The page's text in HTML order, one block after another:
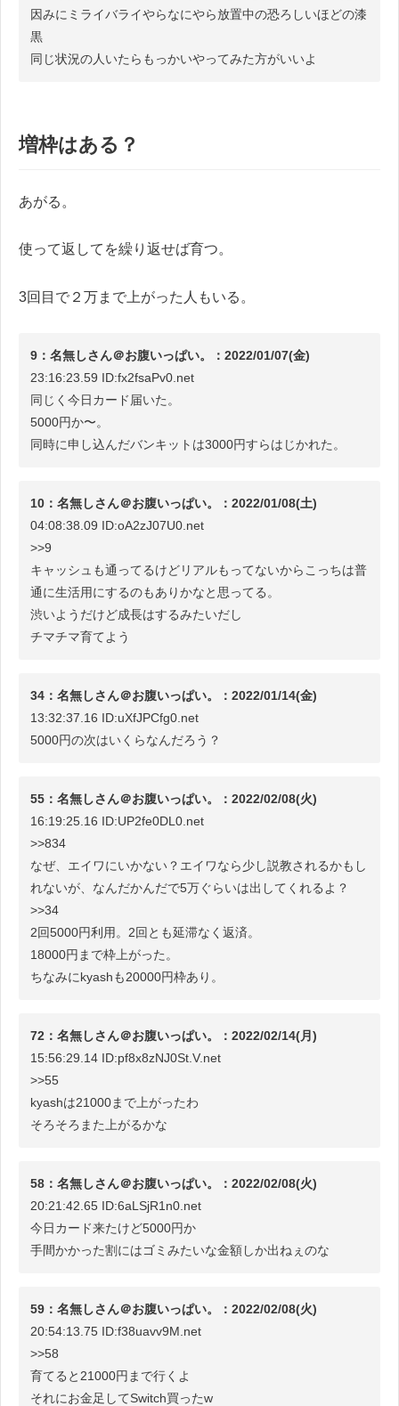
因みにミライバライやらなにやら放置中の恐ろしいほどの漆
黒
同じ状況の人いたらもっかいやってみた方がいいよ
増枠はある？
あがる。
使って返してを繰り返せば育つ。
3回目で２万まで上がった人もいる。
9：名無しさん＠お腹いっぱい。：2022/01/07(金)
23:16:23.59 ID:fx2fsaPv0.net
同じく今日カード届いた。
5000円か〜。
同時に申し込んだバンキットは3000円すらはじかれた。
10：名無しさん＠お腹いっぱい。：2022/01/08(土)
04:08:38.09 ID:oA2zJ07U0.net
>>9
キャッシュも通ってるけどリアルもってないからこっちは普
通に生活用にするのもありかなと思ってる。
渋いようだけど成長はするみたいだし
チマチマ育てよう
34：名無しさん＠お腹いっぱい。：2022/01/14(金)
13:32:37.16 ID:uXfJPCfg0.net
5000円の次はいくらなんだろう？
55：名無しさん＠お腹いっぱい。：2022/02/08(火)
16:19:25.16 ID:UP2fe0DL0.net
>>834
なぜ、エイワにいかない？エイワなら少し説教されるかもし
れないが、なんだかんだで5万ぐらいは出してくれるよ？
>>34
2回5000円利用。2回とも延滞なく返済。
18000円まで枠上がった。
ちなみにkyashも20000円枠あり。
72：名無しさん＠お腹いっぱい。：2022/02/14(月)
15:56:29.14 ID:pf8x8zNJ0St.V.net
>>55
kyashは21000まで上がったわ
そろそろまた上がるかな
58：名無しさん＠お腹いっぱい。：2022/02/08(火)
20:21:42.65 ID:6aLSjR1n0.net
今日カード来たけど5000円か
手間かかった割にはゴミみたいな金額しか出ねぇのな
59：名無しさん＠お腹いっぱい。：2022/02/08(火)
20:54:13.75 ID:f38uavv9M.net
>>58
育てると21000円まで行くよ
それにお金足してSwitch買ったw